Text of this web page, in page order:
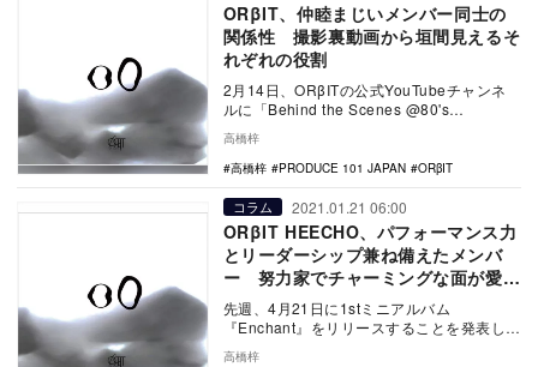
ORβIT、仲睦まじいメンバー同士の
関係性 撮影裏動画から垣間見えるそ
れぞれの役割
2月14日、ORβITの公式YouTubeチャンネ
ルに「Behind the Scenes @80's
Americans Ph…
高橋梓
高橋梓
PRODUCE 101 JAPAN ORβIT
コラム 2021.01.21 06:00
ORβIT HEECHO、パフォーマンス力
とリーダーシップ兼ね備えたメンバ
ー 努力家でチャーミングな面が愛さ
れポイントに
先週、4月21日に1stミニアルバム
『Enchant』をリリースすることを発表した
ORβIT。1stアルバム『00（オーツー）』…
高橋梓